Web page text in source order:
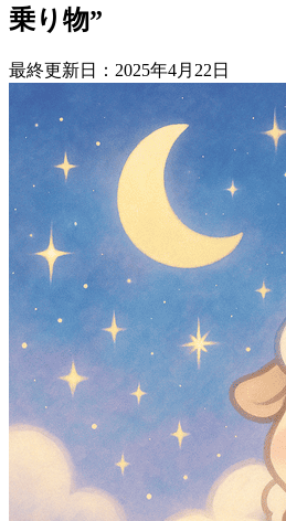
乗り物”
最終更新日：2025年4月22日